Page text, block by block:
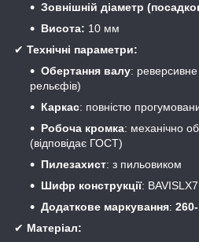
Зовнішній діаметр
Висота: 10 мм
✔ Технічні параметри:
Обертання валу: реверсивне
рельєфів)
Каркас: повністю
Робоча кромка: механічно
(відповідає ГОСТ)
Пилезахист: з пильовиком
Шифр конструкції: BAVISLX7
Додаткове маркування:
✔ Матеріал: